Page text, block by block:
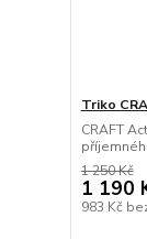
Triko
CRAFT
1 250 Kč
1 190
983 Kč